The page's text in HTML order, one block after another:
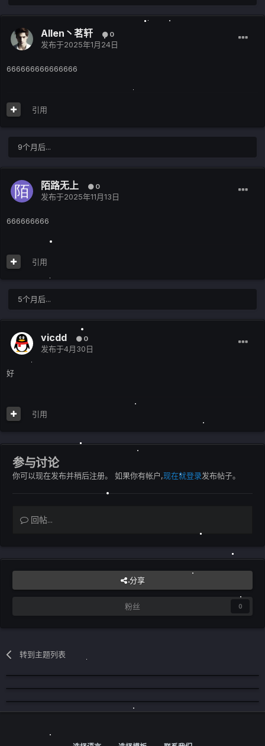
Allen丶茗轩 0
发布于2025年1月24日
666666666666666
引用
9个月后...
陌路无上 0
发布于2025年11月13日
666666666
引用
5个月后...
vicdd 0
发布于4月30日
好
引用
参与讨论
你可以现在发布并稍后注册。 如果你有帐户,现在就登录发布帖子。
回帖...
分享
粉丝 0
转到主题列表